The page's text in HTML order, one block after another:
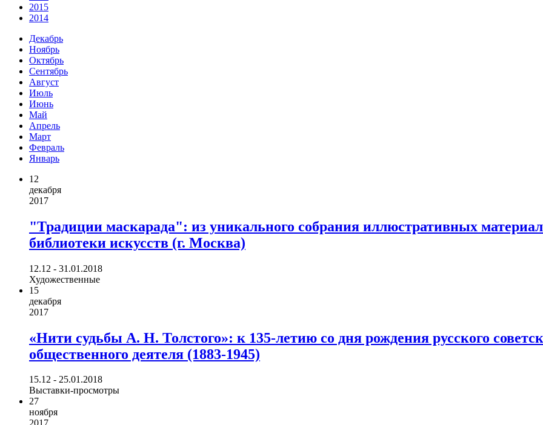
2015
2014
Декабрь
Ноябрь
Октябрь
Сентябрь
Август
Июль
Июнь
Май
Апрель
Март
Февраль
Январь
12
декабря
2017
"Традиции маскарада": из уникального собрания иллюстративных
библиотеки искусств (г. Москва)
12.12 - 31.01.2018
Художественные
15
декабря
2017
«Нити судьбы А. Н. Толстого»: к 135-летию со дня рождения русского
общественного деятеля (1883-1945)
15.12 - 25.01.2018
Выставки-просмотры
27
ноября